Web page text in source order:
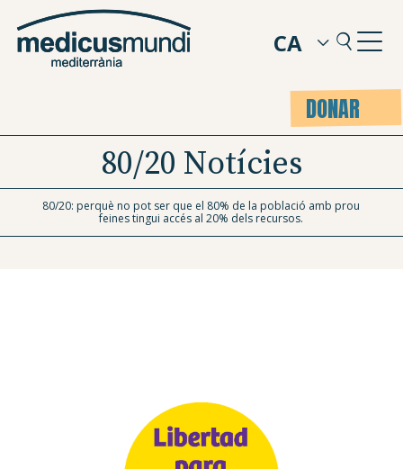
DONAR
CA
80/20 Notícies
80/20: perquè no pot ser que el 80% de la població amb prou
feines tingui accés al 20% dels recursos.